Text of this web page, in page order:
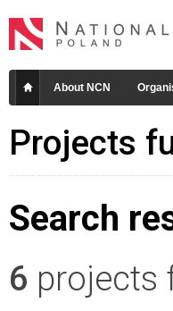
About NCN
Projects
Search
6 projects